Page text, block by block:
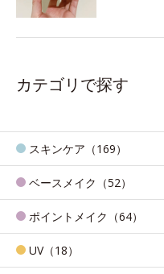
カテゴリで探す
スキンケア（169）
ベースメイク（52）
ポイントメイク（64）
UV（18）